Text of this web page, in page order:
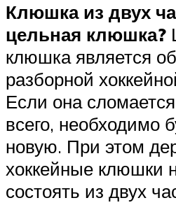
Клюшка из двух
цельная клюшка?
клюшка является
разборной
Если она
всего, необходимо
новую. При этом
хоккейные клюшки
состоять из двух